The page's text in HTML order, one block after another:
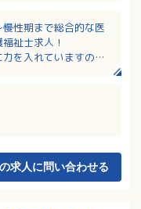
性期まで総合的な医
祉士求人！
を入れていますの
求人に問い合わせる